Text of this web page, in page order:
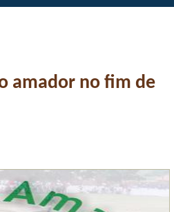
amador no fim de